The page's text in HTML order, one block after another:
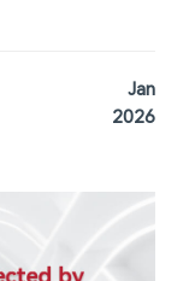
Jan
2026